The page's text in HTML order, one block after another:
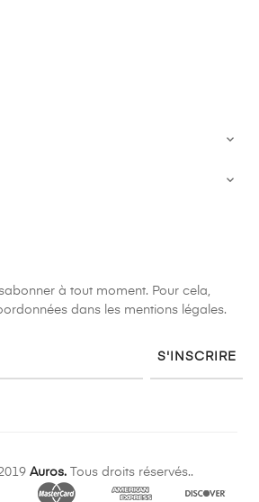


à tout moment. Pour cela,
dans les mentions légales.
S'INSCRIRE
Auros. Tous droits réservés..